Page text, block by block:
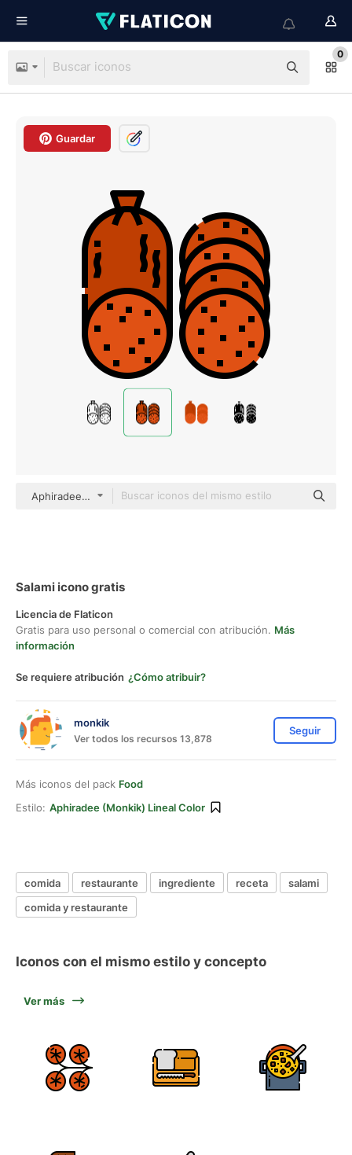
0
Guardar
Aphiradee (monkik) Lineal Color
Salami icono gratis
Licencia de Flaticon
Gratis para uso personal o comercial con atribución. Más
información
Se requiere atribución ¿Cómo atribuir?
monkik
Ver todos los recursos 13,878
Seguir
Más iconos del pack Food
Estilo: Aphiradee (monkik) Lineal Color
comida restaurante ingrediente receta
salami
comida y restaurante
Iconos con el mismo estilo y concepto
Ver más